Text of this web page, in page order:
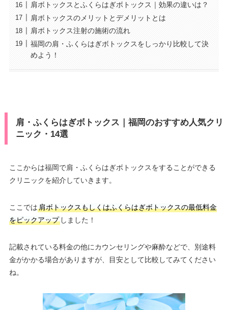
肩ボトックスとふくらはぎボトックス｜効果の違いは？
肩ボトックスのメリットとデメリットとは
肩ボトックス注射の施術の流れ
福岡の肩・ふくらはぎボトックスをしっかり比較して決
めよう！
肩・ふくらはぎボトックス｜福岡のおすすめ人気クリ
ニック・14選
ここからは福岡で肩・ふくらはぎボトックスをすることができる
クリニックを紹介していきます。
ここでは肩ボトックスもしくはふくらはぎボトックスの最低料金
をピックアップしました！
記載されている料金の他にカウンセリングや麻酔などで、別途料
金がかかる場合がありますが、目安として比較してみてください
ね。